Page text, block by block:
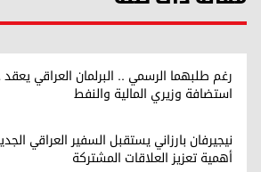
رغم طلبهما الرسمي .. البرلمان العراقي
استضافة وزيري المالية والنفط
نيجيرفان بارزاني يستقبل السفير العراقي
أهمية تعزيز العلاقات المشتركة